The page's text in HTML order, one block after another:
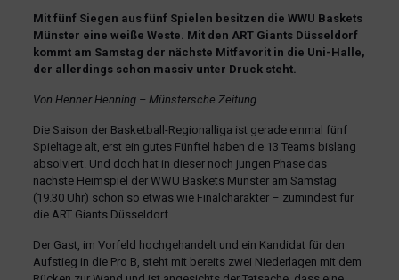
Mit fünf Siegen aus fünf Spielen besitzen die WWU Baskets
Münster eine weiße Weste. Mit den ART Giants Düsseldorf
kommt am Samstag der nächste Mitfavorit in die Uni-Halle,
der allerdings schon massiv unter Druck steht.
Von Henner Henning – Münstersche Zeitung
Die Saison der Basketball-Regionalliga ist gerade einmal fünf
Spieltage alt, erst ein gutes Fünftel haben die 13 Teams bislang
absolviert. Und doch hat in dieser noch jungen Phase das
nächste Heimspiel der WWU Baskets Münster am Samstag
(19.30 Uhr) schon so etwas wie Finalcharakter – zumindest für
die ART Giants Düsseldorf.
Der Gast, im Vorfeld hochgehandelt und ein Kandidat für den
Aufstieg in die Pro B, steht mit bereits zwei Niederlagen mit dem